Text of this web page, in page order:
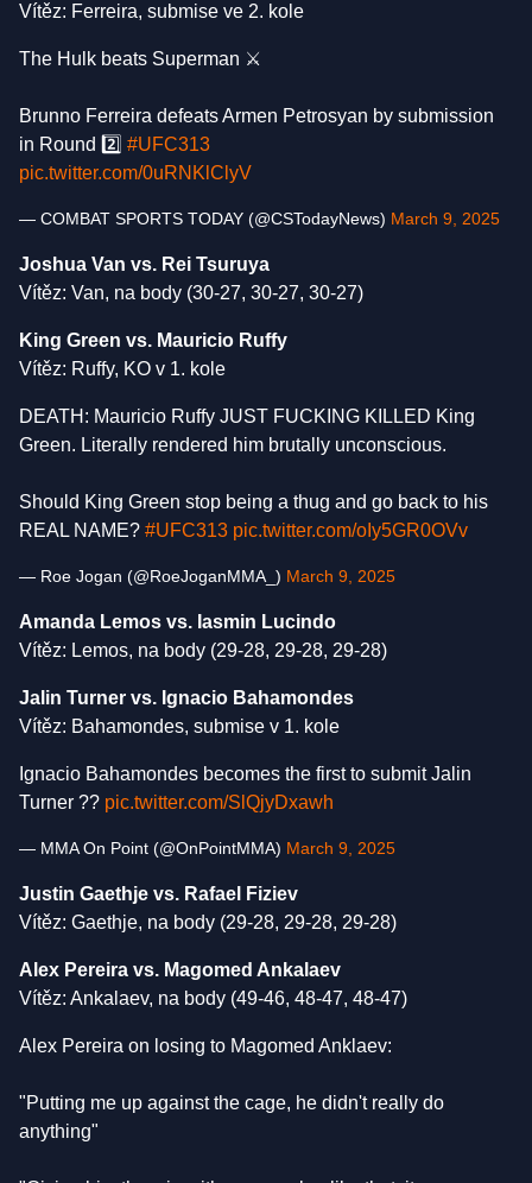
Vítěz: Ferreira, submise ve 2. kole
The Hulk beats Superman ⚔️
Brunno Ferreira defeats Armen Petrosyan by submission
in Round 2️⃣ #UFC313
pic.twitter.com/0uRNKlClyV
— COMBAT SPORTS TODAY (@CSTodayNews) March 9, 2025
Joshua Van vs. Rei Tsuruya
Vítěz: Van, na body (30-27, 30-27, 30-27)
King Green vs. Mauricio Ruffy
Vítěz: Ruffy, KO v 1. kole
DEATH: Mauricio Ruffy JUST FUCKING KILLED King
Green. Literally rendered him brutally unconscious.
Should King Green stop being a thug and go back to his
REAL NAME? #UFC313 pic.twitter.com/oIy5GR0OVv
— Roe Jogan (@RoeJoganMMA_) March 9, 2025
Amanda Lemos vs. Iasmin Lucindo
Vítěz: Lemos, na body (29-28, 29-28, 29-28)
Jalin Turner vs. Ignacio Bahamondes
Vítěz: Bahamondes, submise v 1. kole
Ignacio Bahamondes becomes the first to submit Jalin
Turner ?? pic.twitter.com/SlQjyDxawh
— MMA On Point (@OnPointMMA) March 9, 2025
Justin Gaethje vs. Rafael Fiziev
Vítěz: Gaethje, na body (29-28, 29-28, 29-28)
Alex Pereira vs. Magomed Ankalaev
Vítěz: Ankalaev, na body (49-46, 48-47, 48-47)
Alex Pereira on losing to Magomed Anklaev:
"Putting me up against the cage, he didn't really do
anything"